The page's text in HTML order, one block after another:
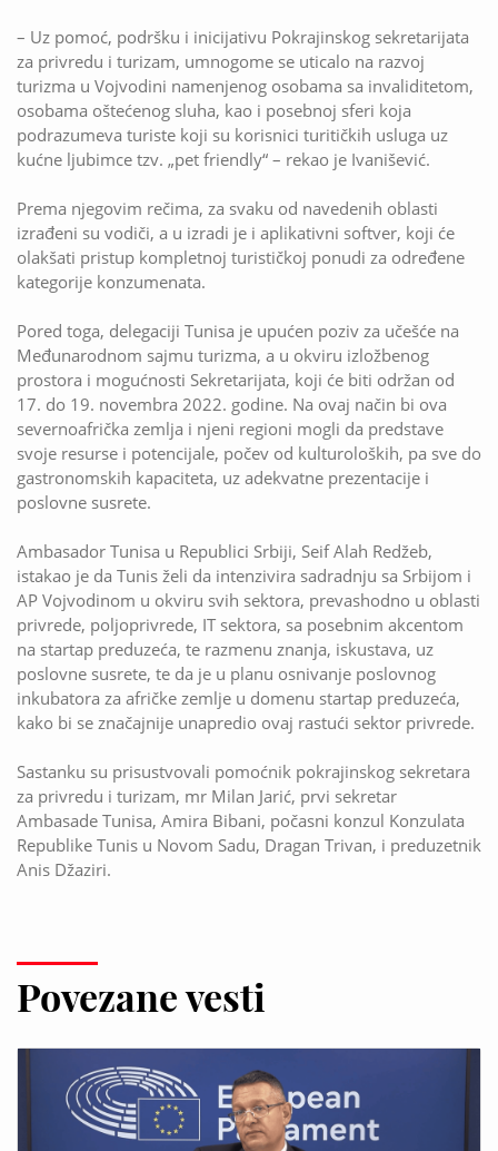
– Uz pomoć, podršku i inicijativu Pokrajinskog sekretarijata
za privredu i turizam, umnogome se uticalo na razvoj
turizma u Vojvodini namenjenog osobama sa invaliditetom,
osobama oštećenog sluha, kao i posebnoj sferi koja
podrazumeva turiste koji su korisnici turitičkih usluga uz
kućne ljubimce tzv. „pet friendly“ – rekao je Ivanišević.
Prema njegovim rečima, za svaku od navedenih oblasti
izrađeni su vodiči, a u izradi je i aplikativni softver, koji će
olakšati pristup kompletnoj turističkoj ponudi za određene
kategorije konzumenata.
Pored toga, delegaciji Tunisa je upućen poziv za učešće na
Međunarodnom sajmu turizma, a u okviru izložbenog
prostora i mogućnosti Sekretarijata, koji će biti održan od
17. do 19. novembra 2022. godine. Na ovaj način bi ova
severnoafrička zemlja i njeni regioni mogli da predstave
svoje resurse i potencijale, počev od kulturoloških, pa sve do
gastronomskih kapaciteta, uz adekvatne prezentacije i
poslovne susrete.
Ambasador Tunisa u Republici Srbiji, Seif Alah Redžeb,
istakao je da Tunis želi da intenzivira sadradnju sa Srbijom i
AP Vojvodinom u okviru svih sektora, prevashodno u oblasti
privrede, poljoprivrede, IT sektora, sa posebnim akcentom
na startap preduzeća, te razmenu znanja, iskustava, uz
poslovne susrete, te da je u planu osnivanje poslovnog
inkubatora za afričke zemlje u domenu startap preduzeća,
kako bi se značajnije unapredio ovaj rastući sektor privrede.
Sastanku su prisustvovali pomoćnik pokrajinskog sekretara
za privredu i turizam, mr Milan Jarić, prvi sekretar
Ambasade Tunisa, Amira Bibani, počasni konzul Konzulata
Republike Tunis u Novom Sadu, Dragan Trivan, i preduzetnik
Anis Džaziri.
Povezane vesti